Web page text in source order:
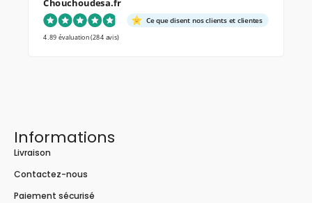
Chouchoudesa.fr
Ce que disent nos clients et clientes
4.89 évaluation(284 avis)
Informations
Livraison
Contactez-nous
Paiement sécurisé